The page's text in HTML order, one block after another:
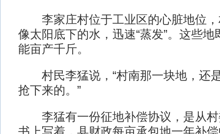
李家庄村位于工业区的心脏地位，
像太阳底下的水，迅速“蒸发”。这些
能亩产千斤。
村民李猛说，“村南那一块地，还
抢下来的。”
李猛有一份征地补偿协议，是从村